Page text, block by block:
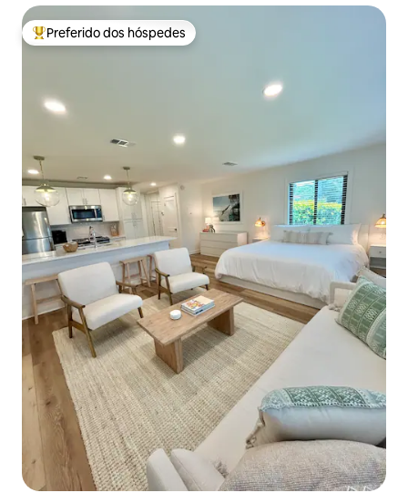
Entre os melhores preferidos dos hóspedes
Preferido dos hóspedes